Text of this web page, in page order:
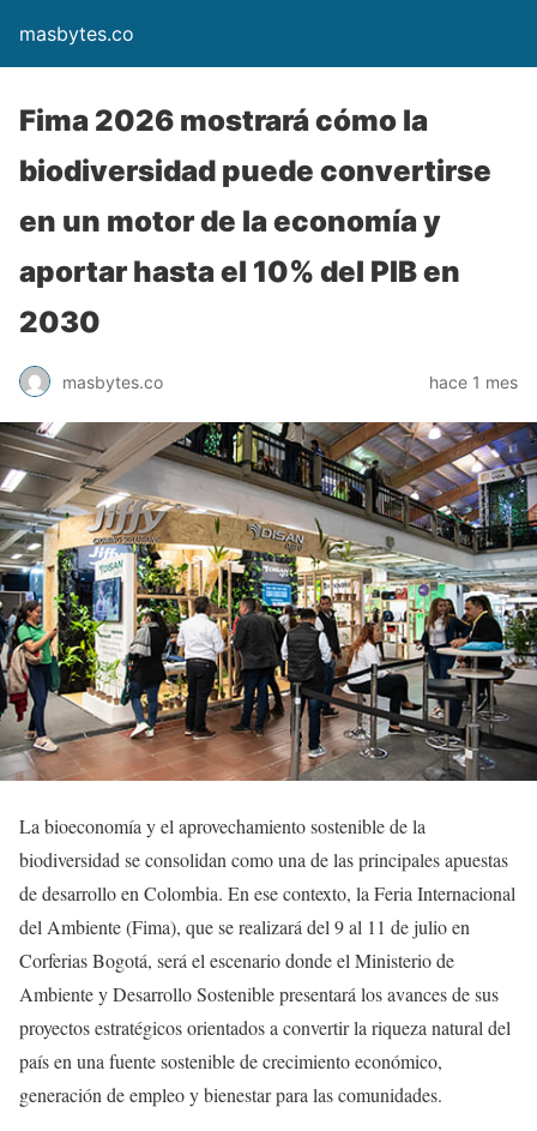
masbytes.co
Fima 2026 mostrará cómo la
biodiversidad puede convertirse
en un motor de la economía y
aportar hasta el 10% del PIB en
2030
masbytes.co hace 1 mes
La bioeconomía y el aprovechamiento sostenible de la
biodiversidad se consolidan como una de las principales apuestas
de desarrollo en Colombia. En ese contexto, la Feria Internacional
del Ambiente (Fima), que se realizará del 9 al 11 de julio en
Corferias Bogotá, será el escenario donde el Ministerio de
Ambiente y Desarrollo Sostenible presentará los avances de sus
proyectos estratégicos orientados a convertir la riqueza natural del
país en una fuente sostenible de crecimiento económico,
generación de empleo y bienestar para las comunidades.